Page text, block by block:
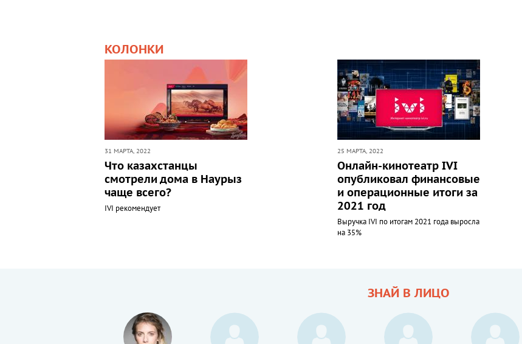
КОЛОНКИ
31 МАРТА, 2022
Что казахстанцы
смотрели дома в Наурыз
чаще всего?
IVI рекомендует
25 МАРТА, 2022
Онлайн-кинотеатр IVI
опубликовал финансовые
и операционные итоги за
2021 год
Выручка IVI по итогам 2021 года выросла
на 35%
ЗНАЙ В ЛИЦО